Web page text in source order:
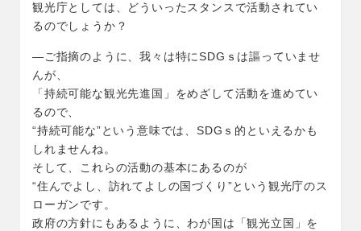
観光庁としては、どういったスタンスで活動されてい
るのでしょうか？
―ご指摘のように、我々は特にSDGｓは謳っていませ
んが、
「持続可能な観光先進国」をめざして活動を進めてい
るので、
“持続可能な”という意味では、SDGｓ的といえるかも
しれませんね。
そして、これらの活動の基本にあるのが
“住んでよし、訪れてよしの国づくり”という観光庁のス
ローガンです。
政府の方針にもあるように、わが国は「観光立国」を